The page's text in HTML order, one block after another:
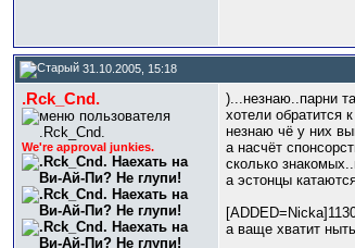
31.10.2005, 15:18
.Rck_Cnd.
We're approval junkies.
)...незнаю..парни
хотели обратится
незнаю чё у них
а насчёт
сколько
а эстонцы
а ваще хватит